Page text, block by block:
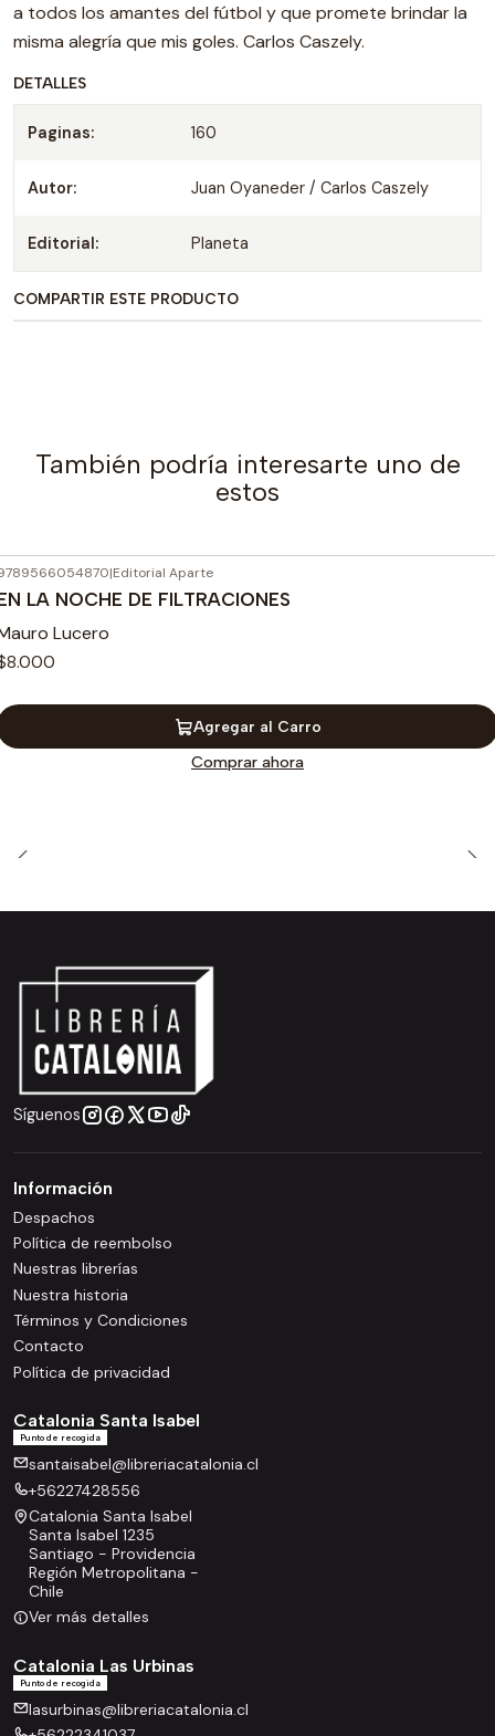
a todos los amantes del fútbol y que promete brindar la
misma alegría que mis goles. Carlos Caszely.
DETALLES
Paginas: 160
Autor: Juan Oyaneder / Carlos Caszely
Editorial: Planeta
COMPARTIR ESTE PRODUCTO
También podría interesarte uno de
estos
|Editorial Aparte
LA NOCHE DE FILTRACIONES
Lucero
Agregar al Carro
Comprar ahora
Síguenos
Información
Despachos
Política de reembolso
Nuestras librerías
Nuestra historia
Términos y Condiciones
Contacto
Política de privacidad
Catalonia Santa Isabel
Punto de recogida
santaisabel@libreriacatalonia.cl
+56227428556
Catalonia Santa Isabel
Santa Isabel 1235
Santiago - Providencia
Región Metropolitana -
Chile
Ver más detalles
Catalonia Las Urbinas
Punto de recogida
lasurbinas@libreriacatalonia.cl